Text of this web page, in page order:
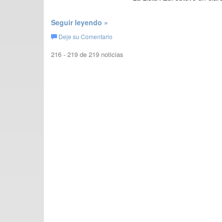
Seguir leyendo »
Deje su Comentario
216 - 219 de 219 noticias